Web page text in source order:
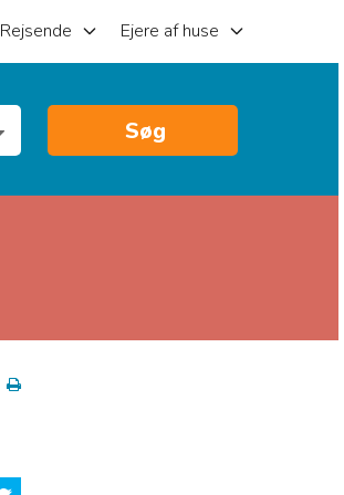
Rejsende Ejere af huse
Søg